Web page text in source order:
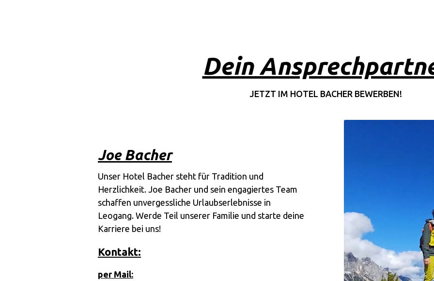
Dein
JETZT IM HOTEL BACHER BEWERBEN!
Joe Bacher
Unser Hotel Bacher steht für Tradition und
Herzlichkeit. Joe Bacher und sein engagiertes Team
schaffen unvergessliche Urlaubserlebnisse in
Leogang. Werde Teil unserer Familie und starte deine
Karriere bei uns!
Kontakt:
per Mail: